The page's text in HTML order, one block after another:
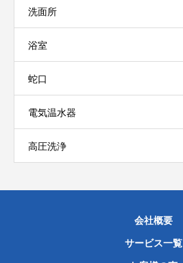
洗面所
浴室
蛇口
電気温水器
高圧洗浄
会社概要
サービス一覧